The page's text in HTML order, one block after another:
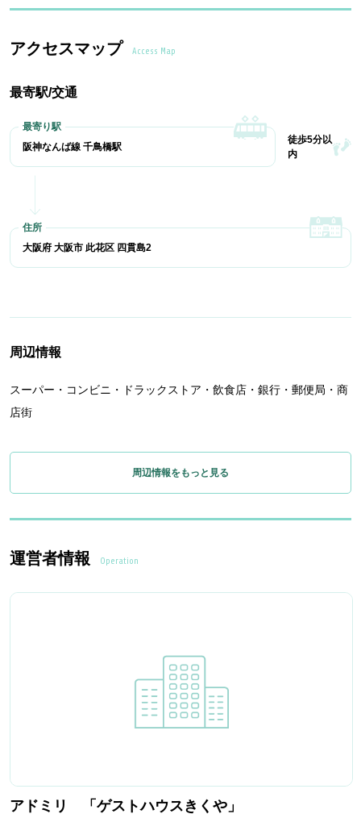
アクセスマップ Access Map
最寄駅/交通
阪神なんば線 千鳥橋駅
徒歩5分以
内
大阪府 大阪市 此花区 四貫島2
周辺情報
スーパー・コンビニ・ドラックストア・飲食店・銀行・郵便局・商
店街
周辺情報をもっと見る
運営者情報 Operation
アドミリ 「ゲストハウスきくや」